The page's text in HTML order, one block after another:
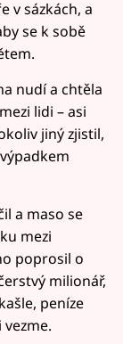
v sázkách, a
se k sobě
nudí a chtěla
lidi – asi
jiný zjistil,
a maso se
mezi
poprosil o
milionář,
peníze